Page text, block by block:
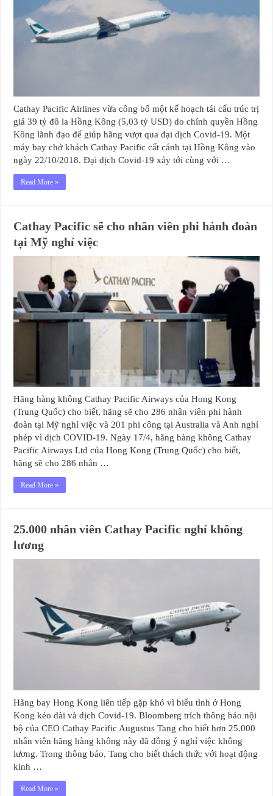
Cathay Pacific Airlines vừa công bố một kế hoạch tái cấu trúc trị
giá 39 tỷ đô la Hồng Kông (5,03 tỷ USD) do chính quyền Hồng
Kông lãnh đạo để giúp hãng vượt qua đại dịch Covid-19. Một
máy bay chở khách Cathay Pacific cất cánh tại Hồng Kông vào
ngày 22/10/2018. Đại dịch Covid-19 xảy tới cùng với …
Read More »
Cathay Pacific sẽ cho nhân viên phi hành đoàn
tại Mỹ nghỉ việc
Hãng hàng không Cathay Pacific Airways của Hong Kong
(Trung Quốc) cho biết, hãng sẽ cho 286 nhân viên phi hành
đoàn tại Mỹ nghỉ việc và 201 phi công tại Australia và Anh nghỉ
phép vì dịch COVID-19. Ngày 17/4, hãng hàng không Cathay
Pacific Airways Ltd của Hong Kong (Trung Quốc) cho biết,
hãng sẽ cho 286 nhân …
Read More »
25.000 nhân viên Cathay Pacific nghỉ không
lương
Hãng bay Hong Kong liên tiếp gặp khó vì biểu tình ở Hong
Kong kéo dài và dịch Covid-19. Bloomberg trích thông báo nội
bộ của CEO Cathay Pacific Augustus Tang cho biết hơn 25.000
nhân viên hãng hàng không này đã đồng ý nghỉ việc không
lương. Trong thông báo, Tang cho biết thách thức với hoạt động
kinh …
Read More »